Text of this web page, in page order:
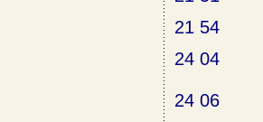
21 54
24 04
24 06